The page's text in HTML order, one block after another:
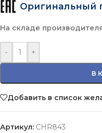
Оригинальный
На складе
- +
В
Добавить в список
Артикул: CHR843